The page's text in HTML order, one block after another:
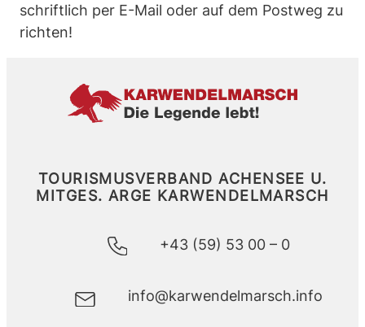
schriftlich per E-Mail oder auf dem Postweg zu
richten!
TOURISMUSVERBAND ACHENSEE U.
MITGES. ARGE KARWENDELMARSCH
+43 (59) 53 00 – 0
info@karwendelmarsch.info